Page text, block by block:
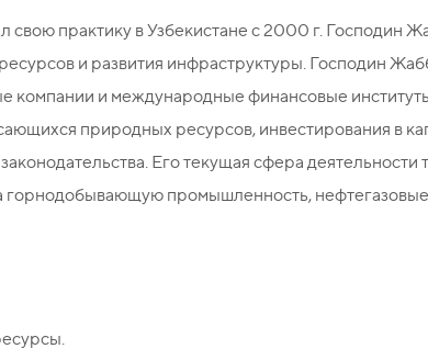
свою практику в Узбекистане с 2000 г. Господин
и развития инфраструктуры. Господин
компании и международные финансовые
природных ресурсов, инвестирования в
Его текущая сфера
промышленность,